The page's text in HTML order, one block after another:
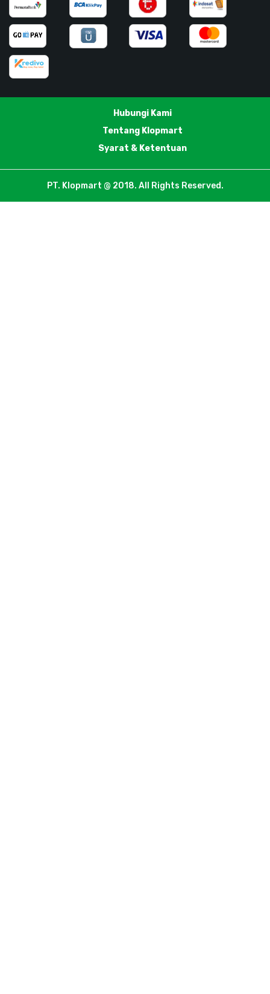
Hubungi Kami
Tentang Klopmart
Syarat & Ketentuan
PT. Klopmart @ 2018. All Rights Reserved.